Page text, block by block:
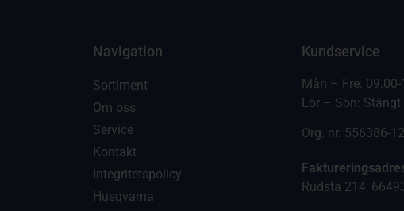
Navigation
Sortiment
Om oss
Service
Kontakt
Integritetspolicy
Husqvarna
Kundservice
Mån – Fre: 09.00-
Lör – Sön: Stängt
Org. nr. 556386-
Rudsta 214,